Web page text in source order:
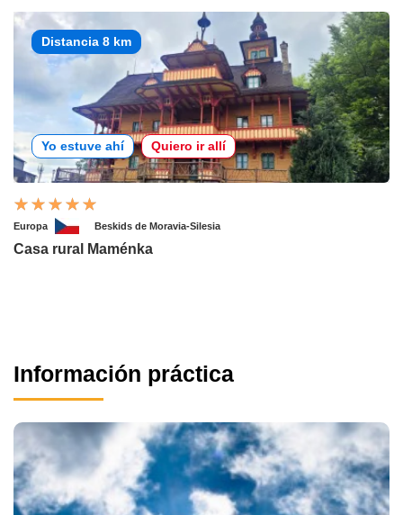
Distancia 8 km
Yo estuve ahí Quiero ir allí
Europa Beskids de Moravia-Silesia
Casa rural Maménka
Información práctica